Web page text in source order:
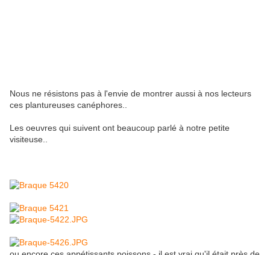
Nous ne résistons pas à l'envie de montrer aussi à nos lecteurs
ces plantureuses canéphores..
Les oeuvres qui suivent ont beaucoup parlé à notre petite
visiteuse..